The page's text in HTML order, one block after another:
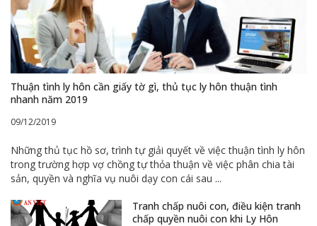
Thuận tình ly hôn cần giấy tờ gì, thủ tục ly hôn thuận tình
nhanh năm 2019
09/12/2019
Những thủ tục hồ sơ, trình tự giải quyết về việc thuận tình ly hôn
trong trường hợp vợ chồng tự thỏa thuận về việc phân chia tài
sản, quyền và nghĩa vụ nuôi dạy con cái sau ...
Tranh chấp nuôi con, điều kiện tranh
chấp quyền nuôi con khi Ly Hôn